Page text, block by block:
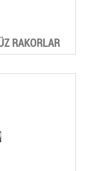
RAKORLAR